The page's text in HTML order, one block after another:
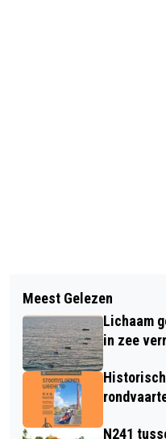
BOSW8ER IN DE
14: ETEN UIT DE
TWEEDE PLAATS
AZ UIT ZICHT
SPARTA
Meest Gelezen
Lichaam
in zee
N241